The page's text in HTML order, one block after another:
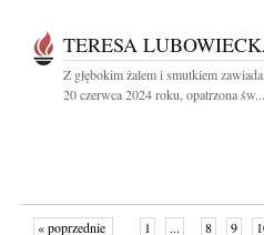
TERESA
Z głębokim żalem i smutkiem
20 czerwca 2024 roku, opatrzona
« poprzednie 1 ... 8 9